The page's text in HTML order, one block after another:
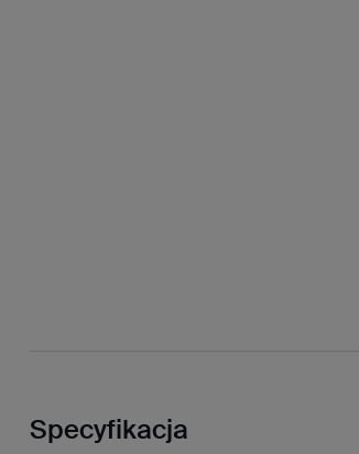
Specyfikacja